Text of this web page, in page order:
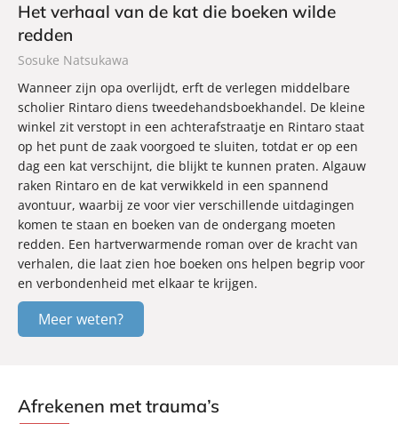
Het verhaal van de kat die boeken wilde
redden
Sosuke Natsukawa
Wanneer zijn opa overlijdt, erft de verlegen middelbare
scholier Rintaro diens tweedehandsboekhandel. De kleine
winkel zit verstopt in een achterafstraatje en Rintaro staat
op het punt de zaak voorgoed te sluiten, totdat er op een
dag een kat verschijnt, die blijkt te kunnen praten. Algauw
raken Rintaro en de kat verwikkeld in een spannend
avontuur, waarbij ze voor vier verschillende uitdagingen
komen te staan en boeken van de ondergang moeten
redden. Een hartverwarmende roman over de kracht van
verhalen, die laat zien hoe boeken ons helpen begrip voor
en verbondenheid met elkaar te krijgen.
Meer weten?
Afrekenen met trauma’s